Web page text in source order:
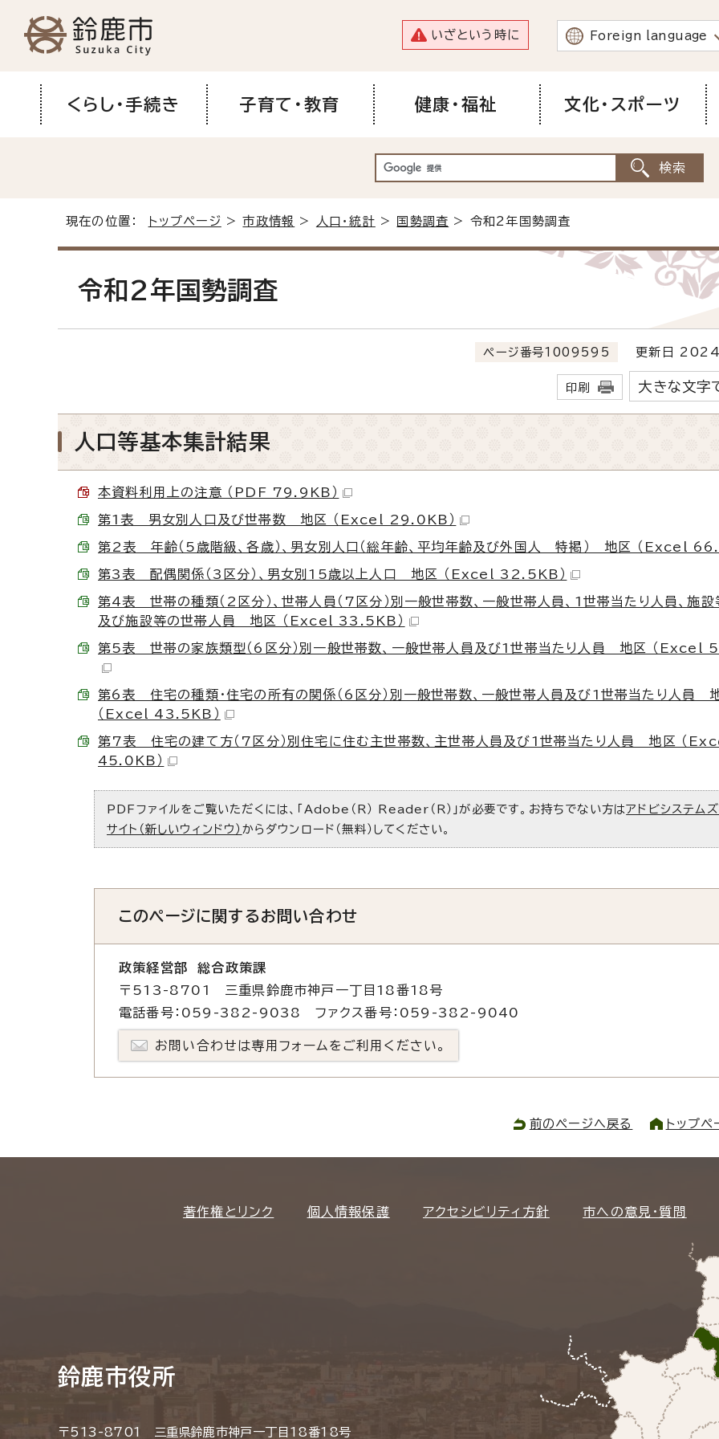
いざという時に Foreign language
くらし・手続き 子育て・教育 健康・福祉 文化・スポーツ
現在の位置： トップページ >市政情報 > 人口・統計 > 国勢調査 > 令和2年国勢調査
令和2年国勢調査
ページ番号1009595 更新日 2024
印刷 大きな文字
人口等基本集計結果
本資料利用上の注意 （PDF 79.9KB）
第1表 男女別人口及び世帯数 地区 （Excel 29.0KB）
第2表 年齢（5歳階級、各歳）、男女別人口（総年齢、平均年齢及び外国人 特掲） 地区 （Excel
第3表 配偶関係（3区分）、男女別15歳以上人口 地区 （Excel 32.5KB）
第4表 世帯の種類（2区分）、世帯人員（7区分）別一般世帯数、一般世帯人員、1世帯当たり人員、施
及び施設等の世帯人員 地区 （Excel 33.5KB）
第5表 世帯の家族類型（6区分）別一般世帯数、一般世帯人員及び1世帯当たり人員 地区 （Excel
第6表 住宅の種類・住宅の所有の関係（6区分）別一般世帯数、一般世帯人員及び1世帯当たり人員
（Excel 43.5KB）
第7表 住宅の建て方（7区分）別住宅に住む主世帯数、主世帯人員及び1世帯当たり人員 地区 （
45.0KB）
PDFファイルをご覧いただくには、「Adobe（R） Reader（R）」が必要です。お持ちでない方はアドビシステム
サイト（新しいウィンドウ） からダウンロード（無料）してください。
このページに関するお問い合わせ
政策経営部 総合政策課
〒513-8701 三重県鈴鹿市神戸一丁目18番18号
電話番号：059-382-9038 ファクス番号：059-382-9040
お問い合わせは専用フォームをご利用ください。
前のページへ戻る トップペ
著作権とリンク 個人情報保護 アクセシビリティ方針 市への意見・質問
鈴鹿市役所
〒513-8701 三重県鈴鹿市神戸一丁目18番18号